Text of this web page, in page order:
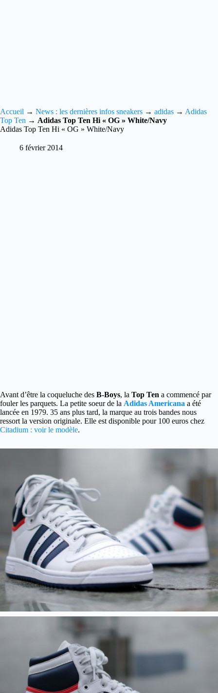
Accueil → News : les dernières infos sneakers → adidas → Adidas
Top Ten → Adidas Top Ten Hi « OG » White/Navy
Adidas Top Ten Hi « OG » White/Navy
6 février 2014
Avant d’être la coqueluche des B-Boys, la Top Ten a commencé par
fouler les parquets. La petite soeur de la Adidas Americana a été
lancée en 1979. 35 ans plus tard, la marque au trois bandes nous
ressort la version originale. Elle est disponible pour 100 euros chez
Citadium : voir le modèle.